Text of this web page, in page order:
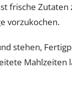
frische
vorzukochen.
stehen,